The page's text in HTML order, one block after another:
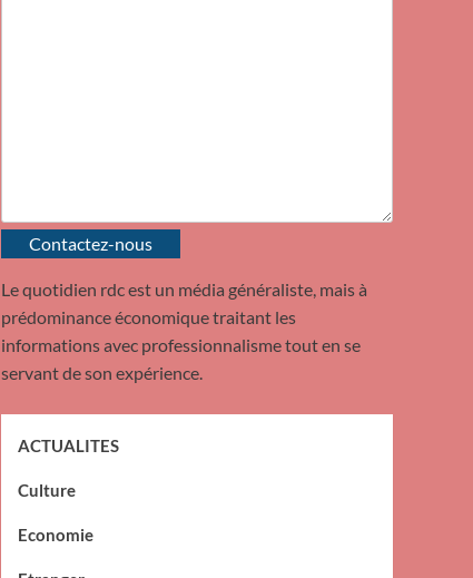
Contactez-nous
Le quotidien rdc est un média généraliste, mais à
prédominance économique traitant les
informations avec professionnalisme tout en se
servant de son expérience.
ACTUALITES
Culture
Economie